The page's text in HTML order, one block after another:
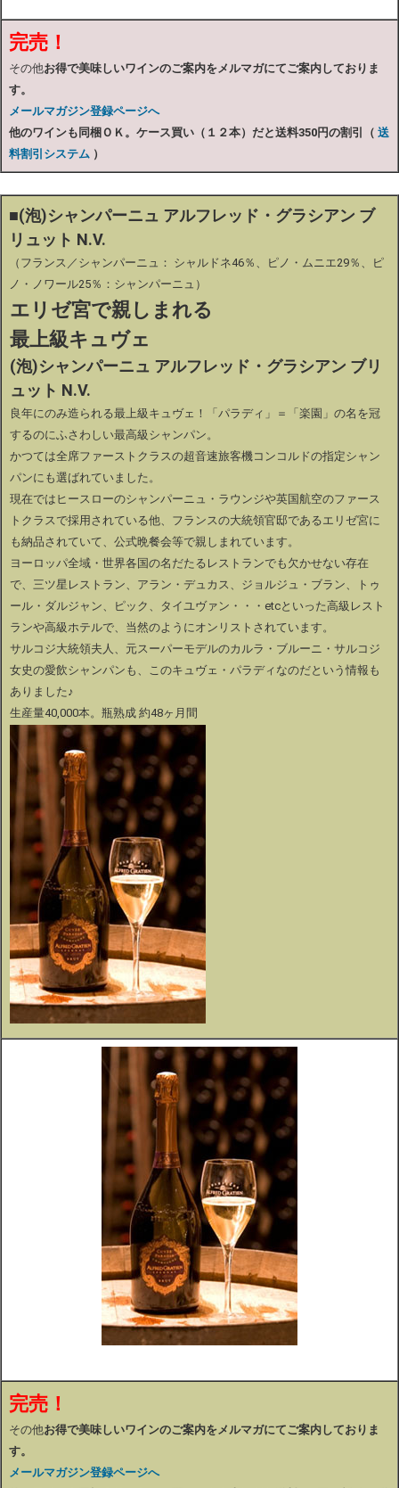
完売！
その他お得で美味しいワインのご案内をメルマガにてご案内しておりま
す。
メールマガジン登録ページへ
他のワインも同梱ＯＫ。ケース買い（１２本）だと送料350円の割引（ 送
料割引システム ）
■(泡)シャンパーニュ アルフレッド・グラシアン ブ
リュット N.V.
（フランス／シャンパーニュ： シャルドネ46％、ピノ・ムニエ29％、ピ
ノ・ノワール25％：シャンパーニュ）
エリゼ宮で親しまれる
最上級キュヴェ
(泡)シャンパーニュ アルフレッド・グラシアン ブリ
ュット N.V.
良年にのみ造られる最上級キュヴェ！
「パラディ」＝「楽園」の名を冠
するのにふさわしい最高級シャンパン。
かつては全席ファーストクラスの超音速旅客機コンコルドの指定シャン
パンにも選ばれていました。
現在ではヒースローのシャンパーニュ・ラウンジや英国航空のファース
トクラスで採用されている他、 フランスの大統領官邸であるエリゼ宮に
も納品されていて、公式晩餐会等で親しまれています。
ヨーロッパ全域・世界各国の名だたるレストランでも欠かせない存在
で、三ツ星レストラン、アラン・デュカス、ジョルジュ・ブラン、トゥ
ール・ダルジャン、ピック、タイユヴァン・・・etcといった高級レスト
ランや高級ホテルで、当然のようにオンリストされています。
サルコジ大統領夫人、元スーパーモデルのカルラ・ブルーニ・サルコジ
女史の愛飲シャンパンも、このキュヴェ・パラディなのだという情報も
ありました♪
生産量40,000本。瓶熟成 約48ヶ月間
完売！
その他お得で美味しいワインのご案内をメルマガにてご案内しておりま
す。
メールマガジン登録ページへ